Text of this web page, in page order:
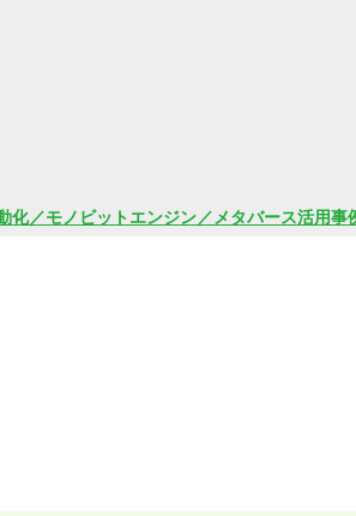
化／モノビットエンジン／メタバース活用事